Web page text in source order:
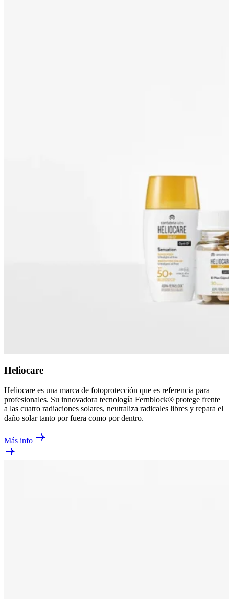
Heliocare
Heliocare es una marca de fotoprotección que es referencia para
profesionales. Su innovadora tecnología Fernblock® protege frente
a las cuatro radiaciones solares, neutraliza radicales libres y repara el
daño solar tanto por fuera como por dentro.
Más info